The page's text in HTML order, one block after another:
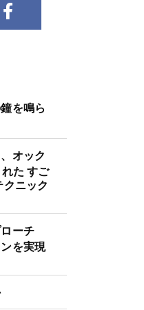
を鳴ら
オック
た すご
クニック
ーチ
を実現